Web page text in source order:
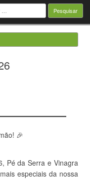
🎉
Pé da Serra e Vinagra
especiais da nossa